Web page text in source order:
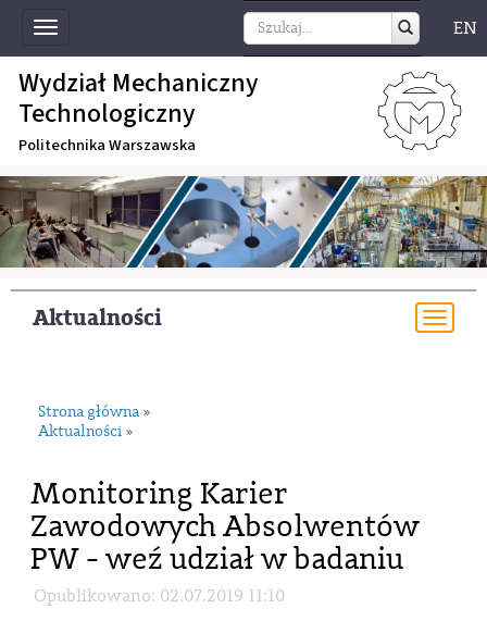
Toggle
navigation
EN
Wydział Mechaniczny
Technologiczny
Politechnika Warszawska
Aktualności
Strona główna »
Aktualności »
Monitoring Karier
Zawodowych Absolwentów
PW - weź udział w badaniu
Opublikowano: 02.07.2019 11:10